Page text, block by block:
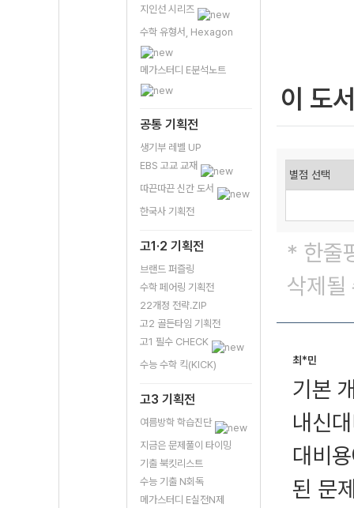
지인선 시리즈
수학 유형서, Hexagon
메가스터디 E분석노트
공통 기획전
생기부 레벨 UP
EBS 고교 교재
따끈따끈 신간 도서
한국사 기획전
고1·2 기획전
브랜드 퍼즐링
수학 페어링 기획전
22개정 전략.ZIP
고2 골든타임 기획전
고1 필수 CHECK
수능 수학 킥(KICK)
고3 기획전
여름방학 학습진단
지금은 문제풀이 타이밍
기출 북킷리스트
수능 기출 N회독
메가스터디 E실전N제
이 도
* 한줄
삭제될
최*민
기본
내신
대비
된 문